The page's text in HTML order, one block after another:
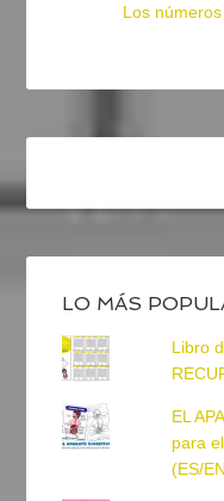
Los
LO MÁS
Libro
EL
para
(ES/